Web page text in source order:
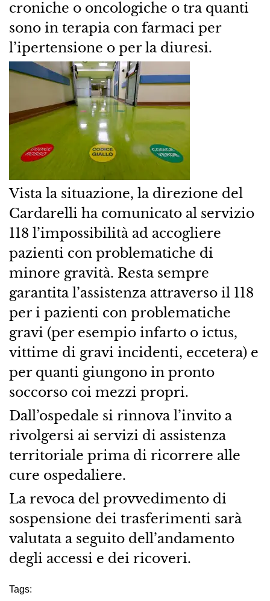
croniche o oncologiche o tra quanti
sono in terapia con farmaci per
l’ipertensione o per la diuresi.
Vista la situazione, la direzione del
Cardarelli ha comunicato al servizio
118 l’impossibilità ad accogliere
pazienti con problematiche di
minore gravità. Resta sempre
garantita l’assistenza attraverso il 118
per i pazienti con problematiche
gravi (per esempio infarto o ictus,
vittime di gravi incidenti, eccetera) e
per quanti giungono in pronto
soccorso coi mezzi propri.
Dall’ospedale si rinnova l’invito a
rivolgersi ai servizi di assistenza
territoriale prima di ricorrere alle
cure ospedaliere.
La revoca del provvedimento di
sospensione dei trasferimenti sarà
valutata a seguito dell’andamento
degli accessi e dei ricoveri.
Tags: